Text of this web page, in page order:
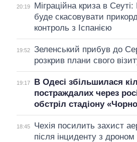
20:19
Міграційна криза в Сеуті:
буде скасовувати
контроль з Іспанією
19:52
Зеленський прибув до
розкрив плани свого
19:17
В Одесі збільшилася
постраждалих через
обстріл стадіону
18:45
Чехія посилить захист
після інциденту з